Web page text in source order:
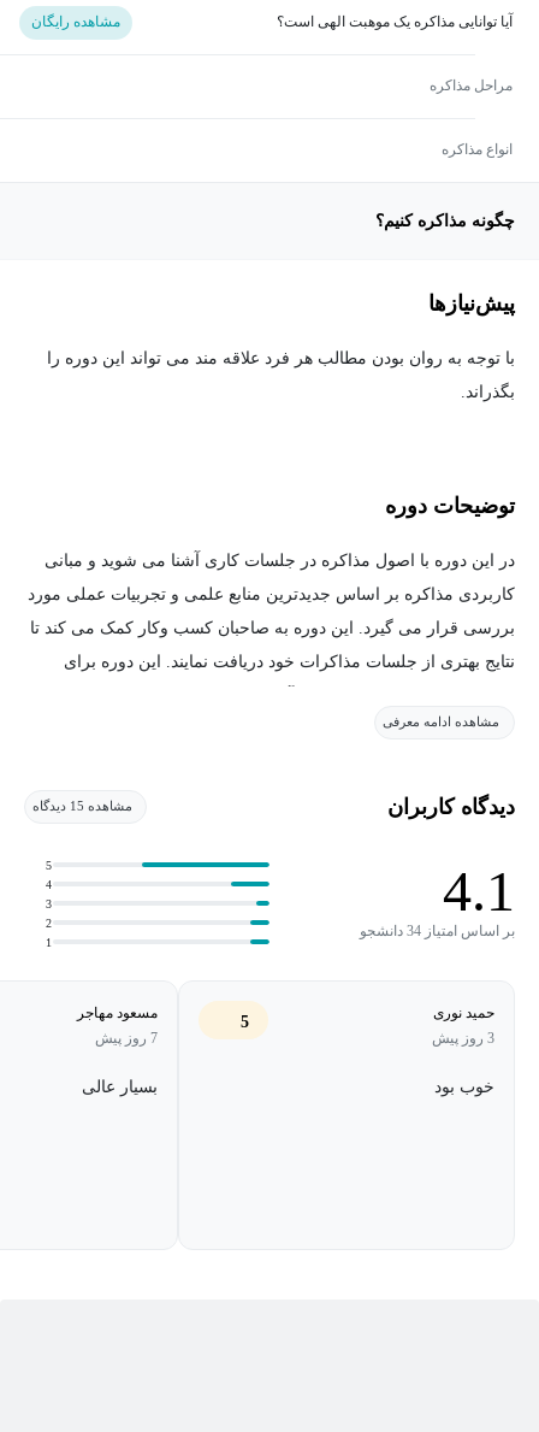
آیا توانایی مذاکره یک موهبت الهی است؟ مشاهده رایگان
مراحل مذاکره
انواع مذاکره
چگونه مذاکره کنیم؟
پیش‌نیاز‌ها
با توجه به روان بودن مطالب هر فرد علاقه مند می تواند این دوره را
بگذراند.
توضیحات دوره
در این دوره با اصول مذاکره در جلسات کاری آشنا می شوید و مبانی
کاربردی مذاکره بر اساس جدیدترین منابع علمی و تجربیات عملی مورد
بررسی قرار می گیرد. این دوره به صاحبان کسب وکار کمک می کند تا
نتایج بهتری از جلسات مذاکرات خود دریافت نمایند. این دوره برای
رشد فردی و حرفه ای خود نیاز به مهارت مذاکره مؤثر دارند، طراحی
مشاهده ادامه معرفی
دیدگاه کاربران مشاهده 15 دیدگاه
4.1
بر اساس امتیاز 34 دانشجو
1
2
3
4
5
حمید نوری
3 روز پیش
5
خوب بود
مسعود مهاجر
7 روز پیش
بسیار عالی